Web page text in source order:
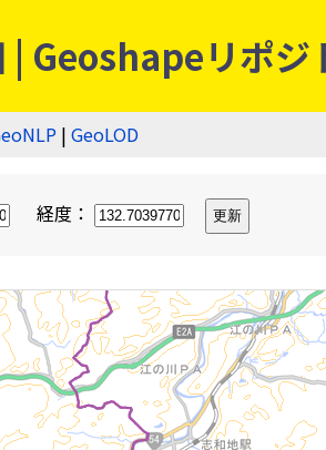
Geoshapeリポジ
| GeoLOD
経度：